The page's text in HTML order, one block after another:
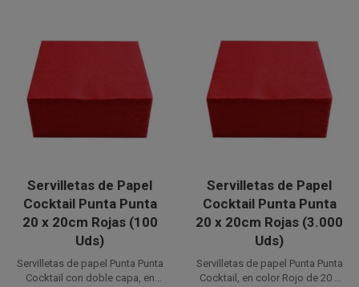
Servilletas de Papel
Cocktail Punta Punta
20 x 20cm Rojas (100
Uds)
Servilletas de papel Punta Punta
Cocktail con doble capa, en
Servilletas de Papel
Cocktail Punta Punta
20 x 20cm Rojas (3.000
Uds)
Servilletas de papel Punta Punta
Cocktail, en color Rojo de 20 x